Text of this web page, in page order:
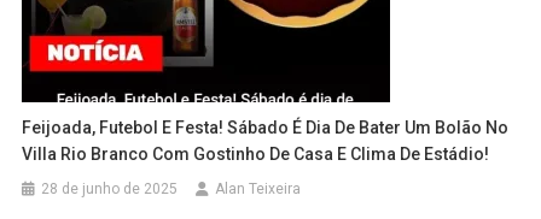
Feijoada, Futebol E Festa! Sábado É Dia De Bater Um Bolão No
Villa Rio Branco Com Gostinho De Casa E Clima De Estádio!
28 de junho de 2025 Alan Teixeira